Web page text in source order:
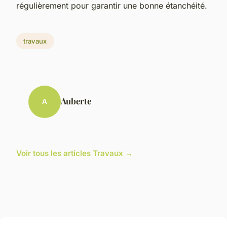
régulièrement pour garantir une bonne étanchéité.
travaux
A Auberte
Voir tous les articles Travaux →